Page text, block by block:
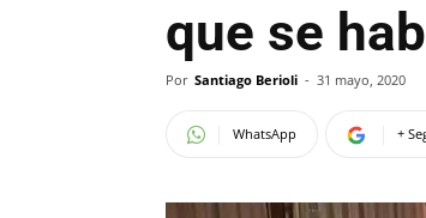
que se
Por Santiago Berioli - 31 mayo, 2020
WhatsApp +